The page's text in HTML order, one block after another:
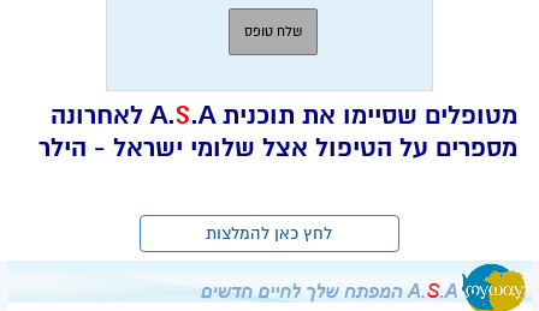
מטופלים שסיימו את תוכנית A. S
.A לאחרונה
מספרים על הטיפול אצל שלומי ישראל - הילר
לחץ כאן להמלצות